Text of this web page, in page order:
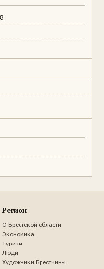
Регион
О Брестской области
Экономика
Туризм
Люди
Художники Брестчины